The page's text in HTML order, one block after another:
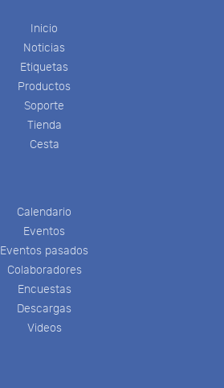
Inicio
Noticias
Etiquetas
Productos
Soporte
Tienda
Cesta
Calendario
Eventos
Eventos pasados
Colaboradores
Encuestas
Descargas
Videos